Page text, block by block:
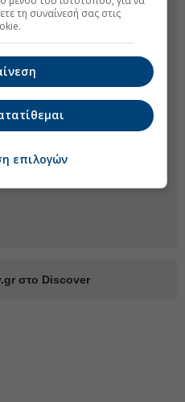
στο Discover
τη συναίνεσή σας στις
επιλογών